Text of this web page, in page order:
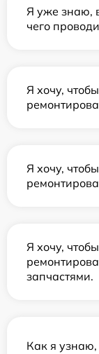
Я уже знаю,
чего
Я хочу,
Я хочу,
Я хочу,
запчастями.
Как я узнаю,